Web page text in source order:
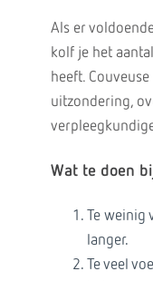
Als er
kolf je het
heeft.
uitzondering,
Wat tedoen
Te
langer.
Te veel